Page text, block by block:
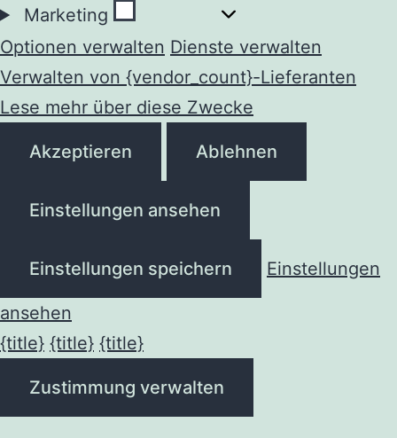
Marketing
Optionen verwalten Dienste verwalten
Verwalten von {vendor_count}-Lieferanten
Lese mehr über diese Zwecke
Akzeptieren Ablehnen
Einstellungen ansehen
Einstellungen speichern Einstellungen
ansehen
{title} {title} {title}
Zustimmung verwalten